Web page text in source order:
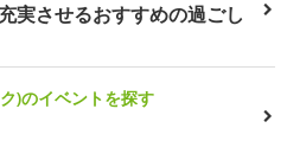
実させるおすすめの過ごし
)のイベントを探す